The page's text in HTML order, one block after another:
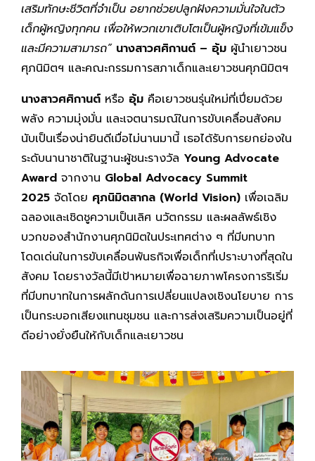
เสริมทักษะชีวิตที่จำเป็น อยากช่วยปลูกฝังความมั่นใจในตัว
เด็กผู้หญิงทุกคน เพื่อให้พวกเขาเติบโตเป็นผู้หญิงที่เข้มแข็ง
และมีความสามารถ” นางสาวศศิกานต์ – อุ้ม ผู้นำเยาวชน
ศุภนิมิตฯ และคณะกรรมการสภาเด็กและเยาวชนศุภนิมิตฯ
นางสาวศศิกานต์ หรือ อุ้ม คือเยาวชนรุ่นใหม่ที่เปี่ยมด้วย
พลัง ความมุ่งมั่น และเจตนารมณ์ในการขับเคลื่อนสังคม
นับเป็นเรื่องน่ายินดีเมื่อไม่นานมานี้ เธอได้รับการยกย่องใน
ระดับนานาชาติในฐานะผู้ชนะรางวัล Young Advocate
Award จากงาน Global Advocacy Summit
2025 จัดโดย ศุภนิมิตสากล (World Vision) เพื่อเฉลิม
ฉลองและเชิดชูความเป็นเลิศ นวัตกรรม และผลลัพธ์เชิง
บวกของสำนักงานศุภนิมิตในประเทศต่าง ๆ ที่มีบทบาท
โดดเด่นในการขับเคลื่อนพันธกิจเพื่อเด็กที่เปราะบางที่สุดใน
สังคม โดยรางวัลนี้มีเป้าหมายเพื่อฉายภาพโครงการริเริ่ม
ที่มีบทบาทในการผลักดันการเปลี่ยนแปลงเชิงนโยบาย การ
เป็นกระบอกเสียงแทนชุมชน และการส่งเสริมความเป็นอยู่ที่
ดีอย่างยั่งยืนให้กับเด็กและเยาวชน